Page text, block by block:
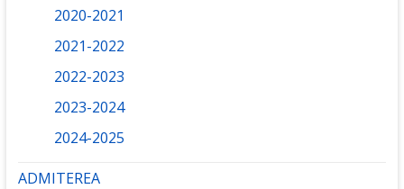
2020-2021
2021-2022
2022-2023
2023-2024
2024-2025
ADMITEREA